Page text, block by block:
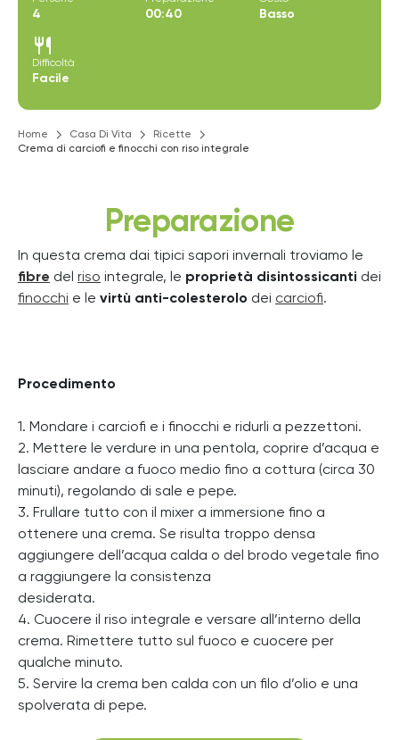
4 00:40 Basso
restaurant
Difficoltà
Facile
Home Casa Di Vita
Ricette
Crema di carciofi e finocchi con riso integrale
Preparazione
In questa crema dai tipici sapori invernali troviamo le
fibre del riso integrale, le proprietà disintossicanti dei
finocchi e le virtù anti-colesterolo dei carciofi.
Procedimento
1. Mondare i carciofi e i finocchi e ridurli a pezzettoni.
2. Mettere le verdure in una pentola, coprire d’acqua e
lasciare andare a fuoco medio fino a cottura (circa 30
minuti), regolando di sale e pepe.
3. Frullare tutto con il mixer a immersione fino a
ottenere una crema. Se risulta troppo densa
aggiungere dell’acqua calda o del brodo vegetale fino
a raggiungere la consistenza
desiderata.
4. Cuocere il riso integrale e versare all’interno della
crema. Rimettere tutto sul fuoco e cuocere per
qualche minuto.
5. Servire la crema ben calda con un filo d’olio e una
spolverata di pepe.